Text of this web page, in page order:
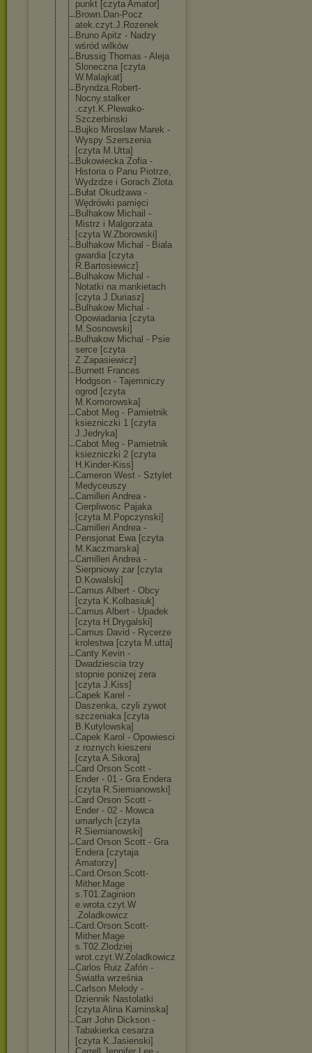
punkt [czyta Amator]
Brown.Dan-Pocz
atek.czyt.J.Rozenek
Bruno Apitz - Nadzy
wśród wilków
Brussig Thomas - Aleja
Sloneczna [czyta
W.Malajkat]
Bryndza.Robert-
Nocny.stalker
.czyt.K.Plewako-
Szczerbinski
Bujko Miroslaw Marek -
Wyspy Szerszenia
[czyta M.Utta]
Bukowiecka Zofia -
Historia o Panu Piotrze,
Wydzdze i Gorach Zlota
Bułat Okudżawa -
Wędrówki pamięci
Bulhakow Michail -
Mistrz i Malgorzata
[czyta W.Zborowski]
Bulhakow Michal - Biala
gwardia [czyta
R.Bartosiewicz]
Bulhakow Michal -
Notatki na mankietach
[czyta J.Duriasz]
Bulhakow Michal -
Opowiadania [czyta
M.Sosnowski]
Bulhakow Michal - Psie
serce [czyta
Z.Zapasiewicz]
Burnett Frances
Hodgson - Tajemniczy
ogrod [czyta
M.Komorowska]
Cabot Meg - Pamietnik
ksiezniczki 1 [czyta
J.Jedryka]
Cabot Meg - Pamietnik
ksiezniczki 2 [czyta
H.Kinder-Kiss]
Cameron West - Sztylet
Medyceuszy
Camilleri Andrea -
Cierpliwosc Pajaka
[czyta M.Popczynski]
Camilleri Andrea -
Pensjonat Ewa [czyta
M.Kaczmarska]
Camilleri Andrea -
Sierpniowy zar [czyta
D.Kowalski]
Camus Albert - Obcy
[czyta K.Kolbasiuk]
Camus Albert - Upadek
[czyta H.Drygalski]
Camus David - Rycerze
krolestwa [czyta M.utta]
Canty Kevin -
Dwadziescia trzy
stopnie ponizej zera
[czyta J.Kiss]
Capek Karel -
Daszenka, czyli zywot
szczeniaka [czyta
B.Kutylowska]
Capek Karol - Opowiesci
z roznych kieszeni
[czyta A.Sikora]
Card Orson Scott -
Ender - 01 - Gra Endera
[czyta R.Siemianowski]
Card Orson Scott -
Ender - 02 - Mowca
umarlych [czyta
R.Siemianowski]
Card Orson Scott - Gra
Endera [czytaja
Amatorzy]
Card.Orson.Scott-
Mither.Mage
s.T01.Zaginion
e.wrota.czyt.W
.Zoladkowicz
Card.Orson.Scott-
Mither.Mage
s.T02.Zlodziej
wrot.czyt.W.Zo ladkowicz
Carlos Ruiz Zafón -
Światła września
Carlson Melody -
Dziennik Nastolatki
[czyta Alina Kaminska]
Carr John Dickson -
Tabakierka cesarza
[czyta K.Jasienski]